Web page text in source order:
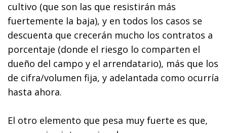
cultivo (que son las que resistirán más
fuertemente la baja), y en todos los casos se
descuenta que crecerán mucho los contratos a
porcentaje (donde el riesgo lo comparten el
dueño del campo y el arrendatario), más que los
de cifra/volumen fija, y adelantada como ocurría
hasta ahora.
El otro elemento que pesa muy fuerte es que,